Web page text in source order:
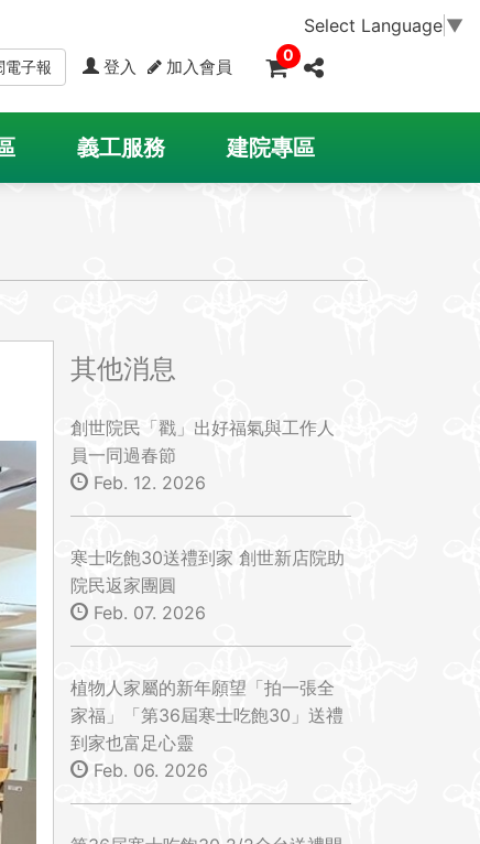
Select Language ▼
電子報 登入 加入會員
0
義工服務 建院專區
其他消息
創世院民「戳」出好福氣與工作人
員一同過春節
Feb. 12. 2026
寒士吃飽30送禮到家 創世新店院助
院民返家團圓
Feb. 07. 2026
植物人家屬的新年願望「拍一張全
家福」「第36屆寒士吃飽30」送禮
到家也富足心靈
Feb. 06. 2026